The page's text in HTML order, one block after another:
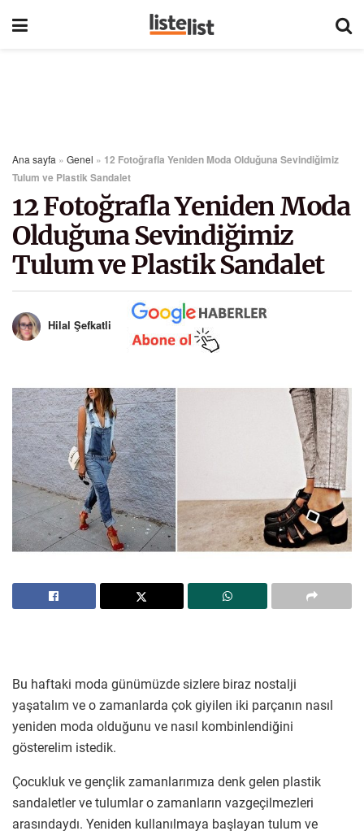
Ana sayfa » Genel » 12 Fotoğrafla Yeniden Moda Olduğuna Sevindiğimiz
Tulum ve Plastik Sandalet
12 Fotoğrafla Yeniden Moda
Olduğuna Sevindiğimiz
Tulum ve Plastik Sandalet
Hilal Şefkatli
Bu haftaki moda günümüzde sizlere biraz nostalji
yaşatalım ve o zamanlarda çok giyilen iki parçanın nasıl
yeniden moda olduğunu ve nasıl kombinlendiğini
gösterelim istedik.
Çocukluk ve gençlik zamanlarımıza denk gelen plastik
sandaletler ve tulumlar o zamanların vazgeçilmezleri
arasındaydı. Yeniden kullanılmaya başlayan tulum ve